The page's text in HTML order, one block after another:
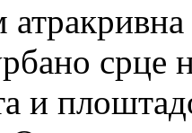
срце
и